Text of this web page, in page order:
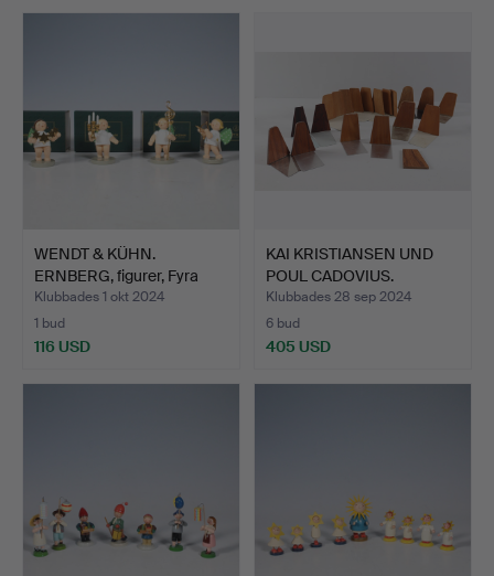
WENDT & KÜHN.
ERNBERG, figurer, Fyra
ängla…
Klubbades 1 okt 2024
1 bud
116 USD
KAI KRISTIANSEN UND
POUL CADOVIUS.
Bokstöd…
Klubbades 28 sep 2024
6 bud
405 USD